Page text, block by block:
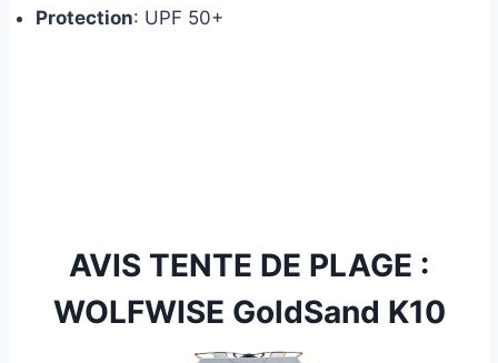
Protection: UPF 50+
AVIS TENTE DE PLAGE :
WOLFWISE GoldSand K10